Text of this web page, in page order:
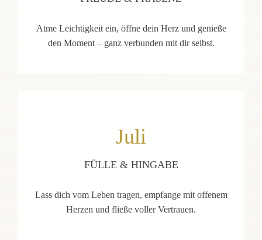
Atme Leichtigkeit ein, öffne dein Herz und genieße
den Moment – ganz verbunden mit dir selbst.
Juli
FÜLLE & HINGABE
Lass dich vom Leben tragen, empfange mit offenem
Herzen und fließe voller Vertrauen.